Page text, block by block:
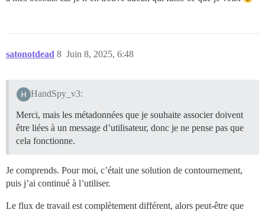
satonotdead Juin 8, 2025, 6:48
8
HandSpy_v3:
Merci, mais les métadonnées que je souhaite associer doivent
être liées à un message d’utilisateur, donc je ne pense pas que
cela fonctionne.
Je comprends. Pour moi, c’était une solution de contournement,
puis j’ai continué à l’utiliser.
Le flux de travail est complètement différent, alors peut-être que